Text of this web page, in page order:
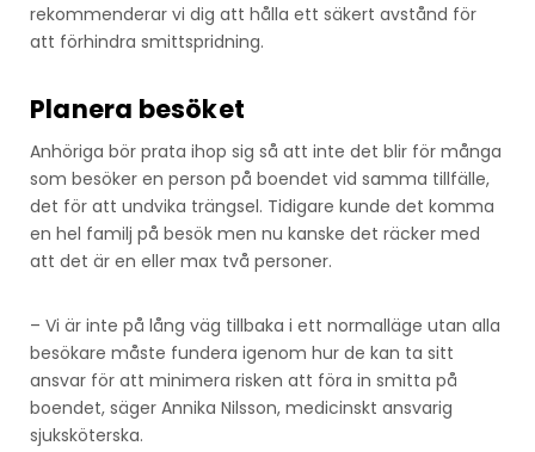
rekommenderar vi dig att hålla ett säkert avstånd för
att förhindra smittspridning.
Planera besöket
Anhöriga bör prata ihop sig så att inte det blir för många
som besöker en person på boendet vid samma tillfälle,
det för att undvika trängsel. Tidigare kunde det komma
en hel familj på besök men nu kanske det räcker med
att det är en eller max två personer.
– Vi är inte på lång väg tillbaka i ett normalläge utan alla
besökare måste fundera igenom hur de kan ta sitt
ansvar för att minimera risken att föra in smitta på
boendet, säger Annika Nilsson, medicinskt ansvarig
sjuksköterska.